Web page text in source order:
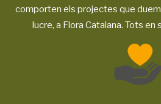
comporten els projectes que
lucre, a Flora Catalana. Tots